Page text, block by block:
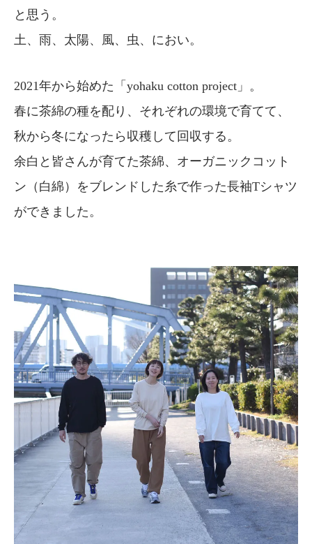
と思う。
土、雨、太陽、風、虫、におい。
2021年から始めた「yohaku cotton project」。
春に茶綿の種を配り、それぞれの環境で育てて、
秋から冬になったら収穫して回収する。
余白と皆さんが育てた茶綿、オーガニックコット
ン（白綿）をブレンドした糸で作った長袖Tシャツ
ができました。